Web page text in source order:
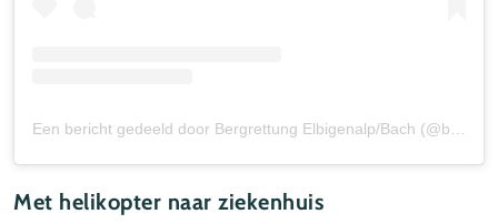
Met helikopter naar ziekenhuis